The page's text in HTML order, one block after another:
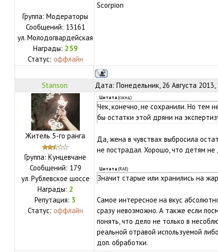
Группа: Модераторы
Сообщений: 13161
ул. Молодогвардейская
Награды: 259
Статус: оффлайн
Scorpion
Stanson Дата: Понедельник, 26 Августа
Житель 5-го ранга
Группа: Кунцевчане
Сообщений: 179
ул. Рублевское шоссе
Награды: 2
Репутация: 3
Статус: оффлайн
Цитата (сосед)
Чек, конечно, не сохранили. Но тем
бы остатки этой дряни на
Да, жена в чувствах выбросила
не пострадал. Хорошо, что детям не
Цитата (RAE)
Значит старые или хранились на
Самое интересное на вкус
сразу невозможно. А также если
понять, что дело не только в
реальной отравой используемой
доп. обработки.